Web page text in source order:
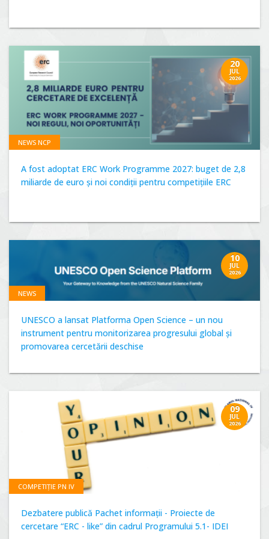
20
JUL
2026
NEWS NCP
A fost adoptat ERC Work Programme 2027: buget de 2,8
miliarde de euro și noi condiții pentru competițiile ERC
10
JUL
2026
NEWS
UNESCO a lansat Platforma Open Science – un nou
instrument pentru monitorizarea progresului global și
promovarea cercetării deschise
09
JUL
2026
COMPETIȚIE PN IV
Dezbatere publică Pachet informații - Proiecte de
cercetare “ERC - like” din cadrul Programului 5.1- IDEI